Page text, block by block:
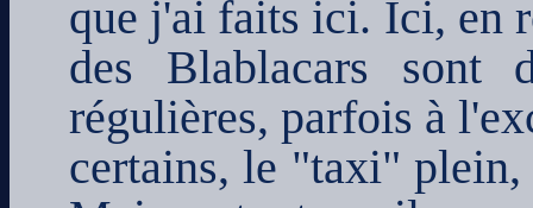
que j'ai faits ici. Ici, en
des Blablacars sont
régulières, parfois à
certains, le "taxi" plein,